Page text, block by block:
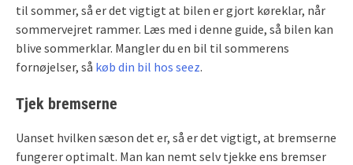
til sommer, så er det vigtigt at bilen er gjort køreklar, når
sommervejret rammer. Læs med i denne guide, så bilen kan
blive sommerklar. Mangler du en bil til sommerens
fornøjelser, så køb din bil hos seez.
Tjek bremserne
Uanset hvilken sæson det er, så er det vigtigt, at bremserne
fungerer optimalt. Man kan nemt selv tjekke ens bremser